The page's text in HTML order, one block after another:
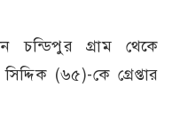
চন্ডিপুর গ্রাম থেকে
(৬৫)-কে গ্রেপ্তার